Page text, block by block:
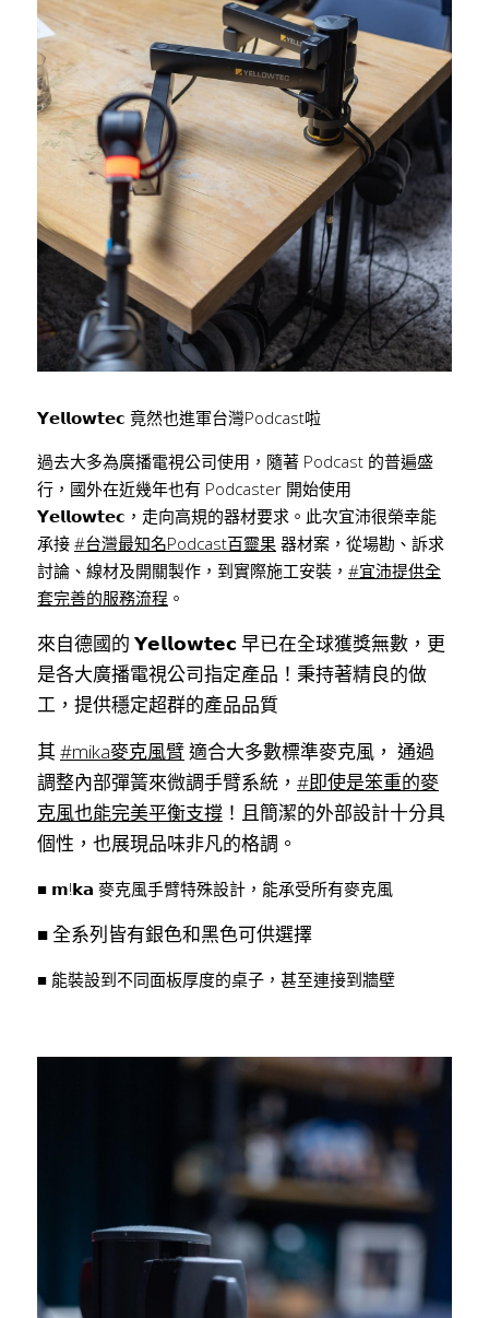
𝗬𝗲𝗹𝗹𝗼𝘄𝘁𝗲𝗰 竟然也進軍台灣Podcast啦
過去大多為廣播電視公司使用，隨著 Podcast 的普遍盛
行，國外在近幾年也有 Podcaster 開始使用
𝗬𝗲𝗹𝗹𝗼𝘄𝘁𝗲𝗰，走向高規的器材要求。此次宜沛很榮幸能
承接 #台灣最知名Podcast百靈果 器材案，從場勘、訴求
討論、線材及開關製作，到實際施工安裝， #宜沛提供全
套完善的服務流程 。
來自德國的 𝗬𝗲𝗹𝗹𝗼𝘄𝘁𝗲𝗰 早已在全球獲獎無數，更
是各大廣播電視公司指定產品！秉持著精良的做
工，提供穩定超群的產品品質
其 #mika麥克風臂 適合大多數標準麥克風， 通過
調整內部彈簧來微調手臂系統， #即使是笨重的麥
克風也能完美平衡支撐 ！且簡潔的外部設計十分具
個性，也展現品味非凡的格調。
■ 𝗺!𝗸𝗮 麥克風手臂特殊設計，能承受所有麥克風
■ 全系列皆有銀色和黑色可供選擇
■ 能裝設到不同面板厚度的桌子，甚至連接到牆壁